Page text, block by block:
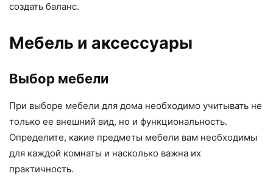
создать баланс.
Мебель и аксессуары
Выбор мебели
При выборе мебели для дома необходимо учитывать не
только ее внешний вид, но и функциональность.
Определите, какие предметы мебели вам необходимы
для каждой комнаты и насколько важна их
практичность.